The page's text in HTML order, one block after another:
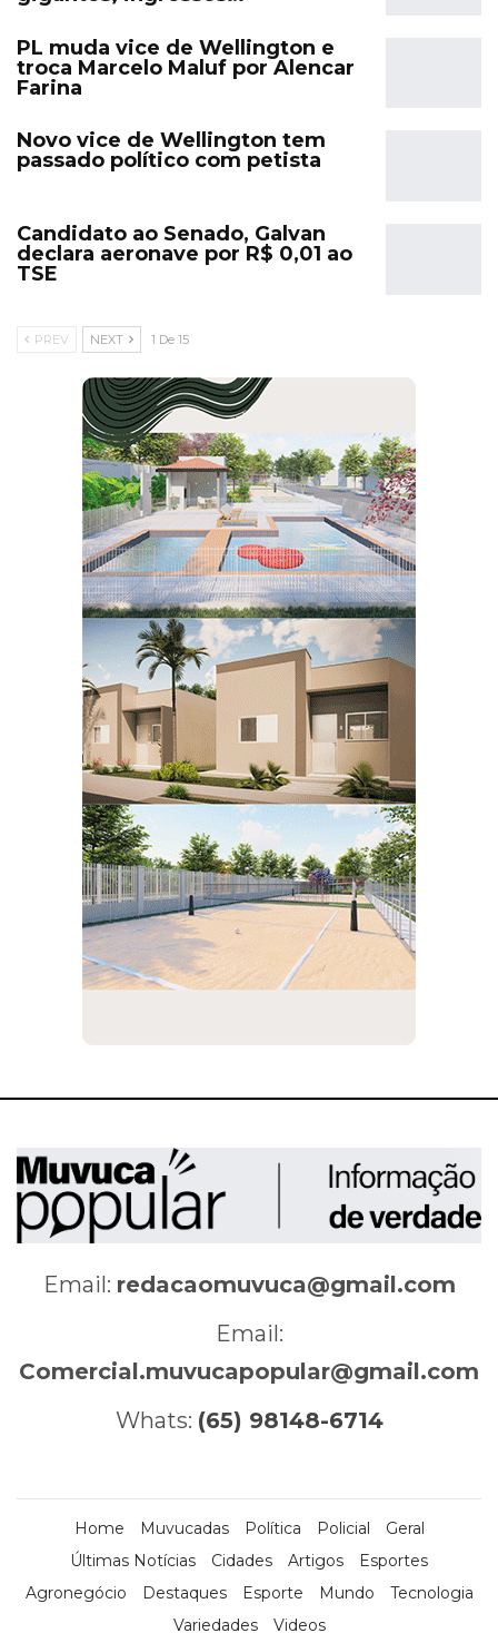
PL muda vice de Wellington e
troca Marcelo Maluf por Alencar
Farina
Novo vice de Wellington tem
passado político com petista
Candidato ao Senado, Galvan
declara aeronave por R$ 0,01 ao
TSE
PREV NEXT 1 De 15
Email: redacaomuvuca@gmail.com
Email:
Comercial.muvucapopular@gmail.com
Whats: (65) 98148-6714
Home Muvucadas Política Policial
Geral
Últimas Notícias
Cidades Artigos
Esportes
Agronegócio
Destaques Esporte Mundo
Tecnologia
Variedades
Videos